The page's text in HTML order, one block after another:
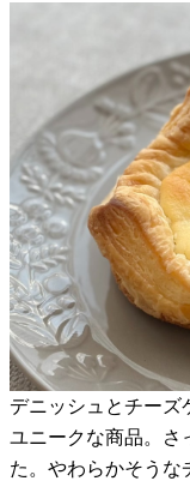
デニッシュとチーズ
ユニークな商品。さ
た。やわらかそうな